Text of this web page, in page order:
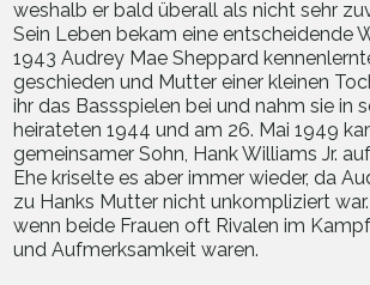
weshalb er bald überall als nicht sehr
Sein Leben bekam eine entscheidende
1943 Audrey Mae Sheppard
geschieden und Mutter einer kleinen
ihr das Bassspielen bei und nahm sie in
heirateten 1944 und am 26. Mai 1949
gemeinsamer Sohn, Hank Williams Jr.
Ehe kriselte es aber immer wieder, da
zu Hanks Mutter nicht unkompliziert
wenn beide Frauen oft Rivalen im
und Aufmerksamkeit waren.